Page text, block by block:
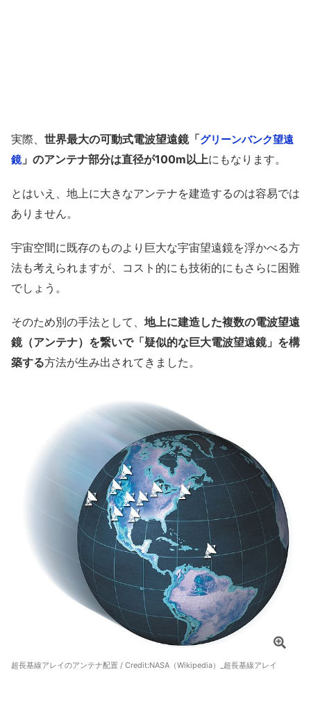
実際、 世界最大の可動式電波望遠鏡「グリーンバンク望遠
鏡」のアンテナ部分は直径が100m以上にもなります。
とはいえ、地上に大きなアンテナを建造するのは容易では
ありません。
宇宙空間に既存のものより巨大な宇宙望遠鏡を浮かべる方
法も考えられますが、コスト的にも技術的にもさらに困難
でしょう。
そのため別の手法として、 地上に建造した複数の電波望遠
鏡（アンテナ）を繋いで「疑似的な巨大電波望遠鏡」を構
築する方法が生み出されてきました。
超長基線アレイのアンテナ配置 / Credit:NASA（Wikipedia）_超長基線アレイ